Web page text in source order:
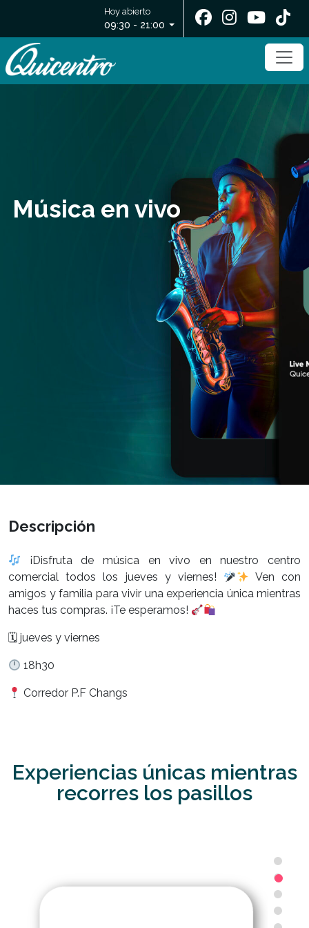
Hoy abierto
09:30 - 21:00
Música en vivo
Descripción
¡Disfruta de música en vivo en nuestro centro
comercial todos los jueves y viernes!
Ven con
amigos y familia para vivir una experiencia única mientras
haces tus compras. ¡Te esperamos!
🗓 jueves y viernes
18h30
Corredor P.F Changs
Experiencias únicas mientras
recorres los pasillos